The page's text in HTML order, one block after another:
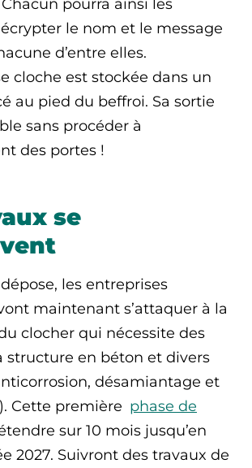
Chacun pourra ainsi les
le nom et le message
d’entre elles.
cloche est stockée dans un
au pied du beffroi. Sa sortie
sans procéder à
des portes !
se
les entreprises
maintenant s’attaquer à la
clocher qui nécessite des
structure en béton et divers
désamiantage et
Cette première phase de
sur 10 mois jusqu’en
2027. Suivront des travaux de